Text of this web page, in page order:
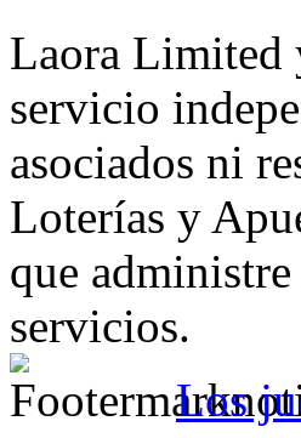
Laora Limited
servicio
asociados ni
Loterías y
que
servicios.
Los